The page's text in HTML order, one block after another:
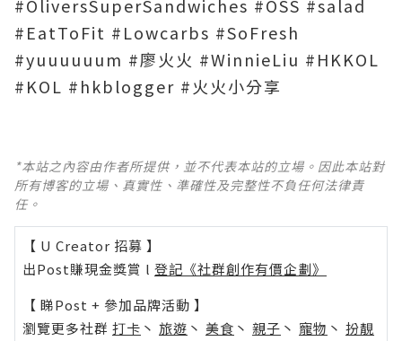
#OliversSuperSandwiches #OSS #salad
#EatToFit #Lowcarbs #SoFresh
#yuuuuuum #廖火火 #WinnieLiu #HKKOL
#KOL #hkblogger #火火小分享
*本站之內容由作者所提供，並不代表本站的立場。因此本站對
所有博客的立場、真實性、準確性及完整性不負任何法律責
任。
【 U Creator 招募 】
出Post賺現金獎賞 l 登記《社群創作有價企劃》
【 睇Post + 參加品牌活動 】
瀏覽更多社群 打卡 丶 旅遊 丶 美食 丶 親子 丶 寵物 丶 扮靚